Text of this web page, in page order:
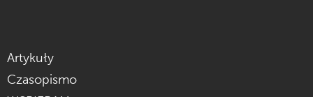
Artykuły
Czasopismo